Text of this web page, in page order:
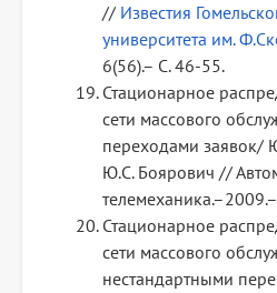
// Известия
университета им.
6(56).– С. 46-55.
Стационарное
сети массового
переходами заявок/
Ю.С. Боярович //
Стационарное
сети массового
нестандартными